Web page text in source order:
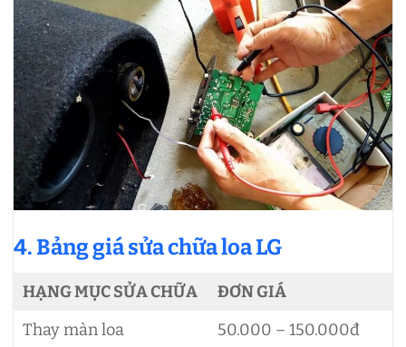
4. Bảng giá sửa chữa loa LG
HẠNG MỤC SỬA CHỮA
ĐƠN GIÁ
Thay màn loa
50.000 – 150.000đ